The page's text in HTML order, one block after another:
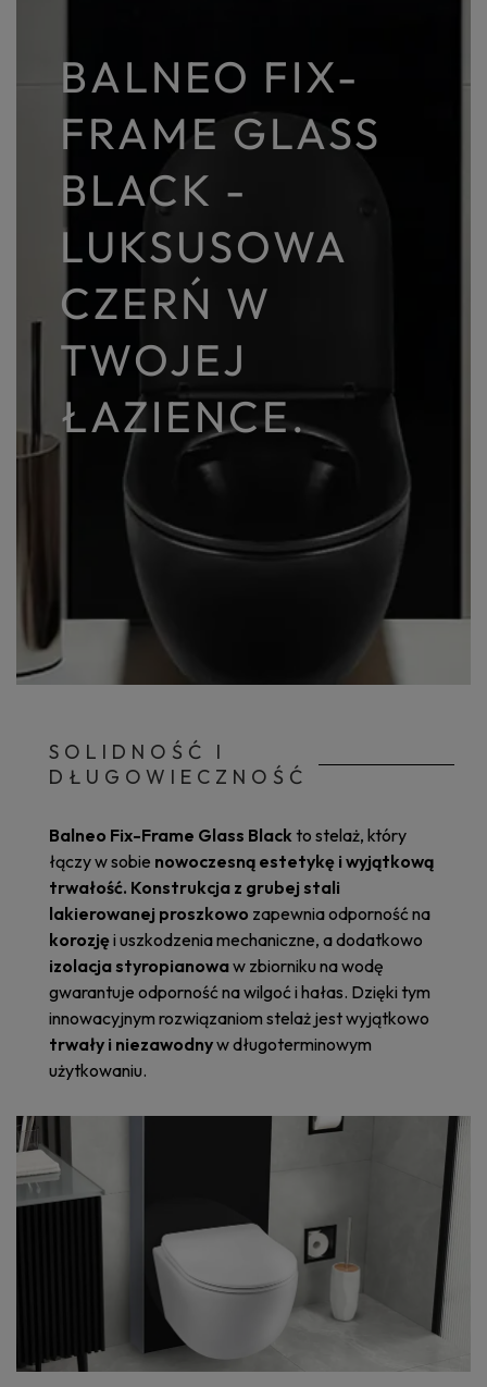
BALNEO FIX-
FRAME GLASS
BLACK -
LUKSUSOWA
CZERŃ W
TWOJEJ
ŁAZIENCE.
SOLIDNOŚĆ I
DŁUGOWIECZNOŚĆ
Balneo Fix-Frame Glass Blackto stelaż, który
łączy w sobie nowoczesną estetykę i wyjątkową
trwałość. Konstrukcja z grubej stali
lakierowanej proszkowo zapewnia odporność na
korozjęi uszkodzenia mechaniczne, a dodatkowo
izolacja styropianowaw zbiorniku na wodę
gwarantuje odporność na wilgoć i hałas. Dzięki tym
innowacyjnym rozwiązaniom stelaż jest wyjątkowo
trwały i niezawodnyw długoterminowym
użytkowaniu.